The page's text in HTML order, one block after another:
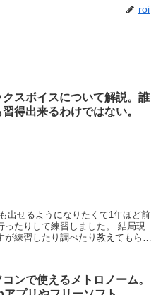
roi
クスボイスについて解説。誰
得出来るわけではない。
出せるようになりたくて1年ほど前
たりして練習しました。 結局現
練習したり調べたり教えてもらっ
ンで使えるメトロノーム。